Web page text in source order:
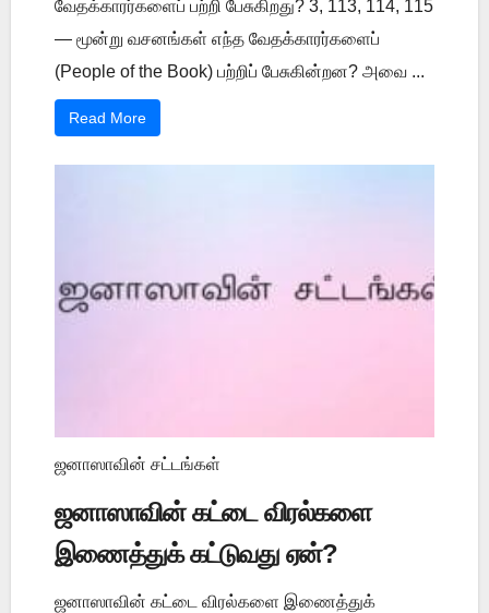
வேதக்காரர்களைப் பற்றி பேசுகிறது? 3, 113, 114, 115
— மூன்று வசனங்கள் எந்த வேதக்காரர்களைப்
(People of the Book) பற்றிப் பேசுகின்றன? அவை ...
Read More
ஜனாஸாவின் சட்டங்கள்
ஜனாஸாவின் கட்டை விரல்களை
இணைத்துக் கட்டுவது ஏன்?
ஜனாஸாவின் கட்டை விரல்களை இணைத்துக்